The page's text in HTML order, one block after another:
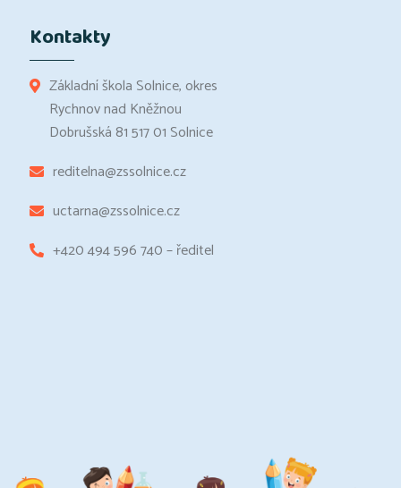
Kontakty
Základní škola Solnice, okres
Rychnov nad Kněžnou
Dobrušská 81 517 01 Solnice
reditelna@zssolnice.cz
uctarna@zssolnice.cz
+420 494 596 740 – ředitel